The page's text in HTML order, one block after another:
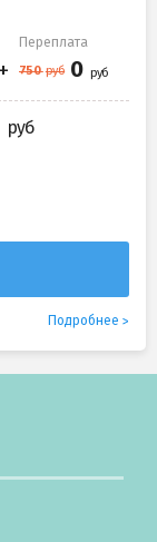
Переплата
Подробнее